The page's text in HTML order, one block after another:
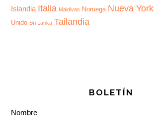
Islandia Italia Maldivas Noruega Nueva York
Unido Sri Lanka Tailandia
BOLETÍN
Nombre